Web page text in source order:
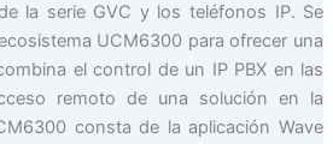
la serie GVC y los teléfonos IP. Se
UCM6300 para ofrecer una
el control de un IP PBX en las
remoto de una solución en la
consta de la aplicación Wave